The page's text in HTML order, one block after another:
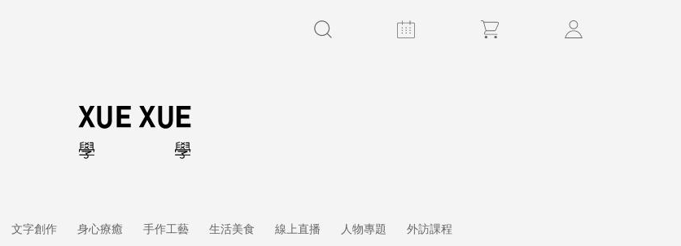
文字創作 身心療癒 手作工藝 生活美食 線上直播 人物專題 外訪課程